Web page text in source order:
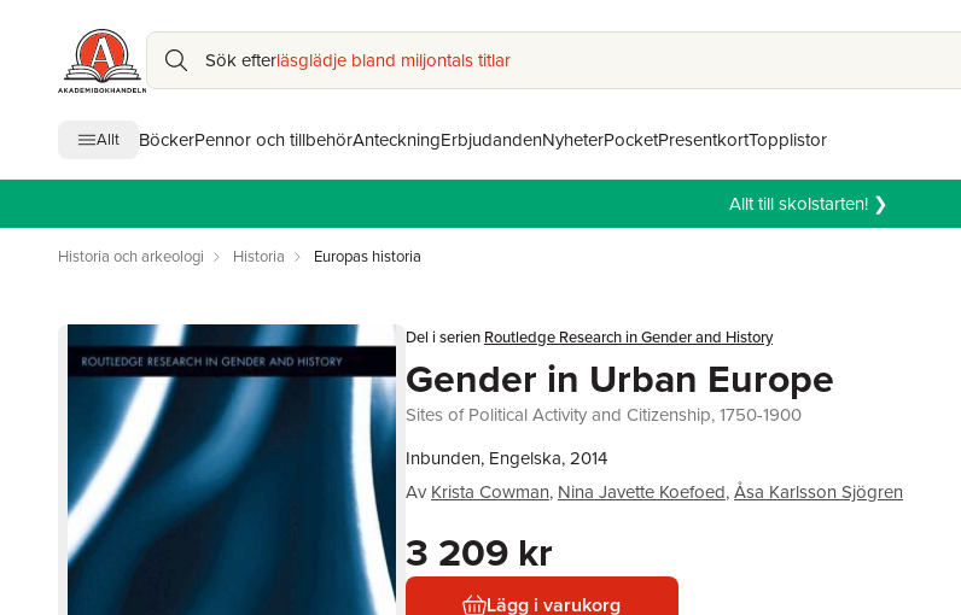
Sök efterläsglädje bland miljontals titlar
Allt BöckerPennor och tillbehörAnteckningErbjudandenNyheterPocketPresentkortTopplistor
Allt till skolstarten! ❯
Historia och arkeologi Historia Europas historia
Del i serien Routledge Research in Gender and History
Gender in Urban Europe
Sites of Political Activity and Citizenship, 1750-1900
Inbunden, Engelska, 2014
Av Krista Cowman, Nina Javette Koefoed,Åsa Karlsson Sjögren
3 209 kr
Lägg i varukorg